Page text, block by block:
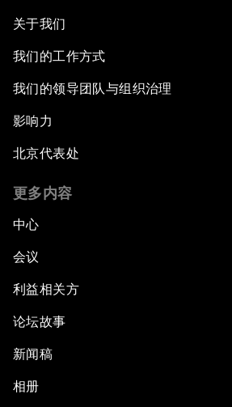
关于我们
我们的工作方式
我们的领导团队与组织治理
影响力
北京代表处
更多内容
中心
会议
利益相关方
论坛故事
新闻稿
相册